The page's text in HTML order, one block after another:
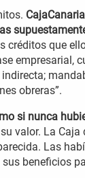
que
empresarial,
obreras”.
si nunca
valor. La
Las
beneficios